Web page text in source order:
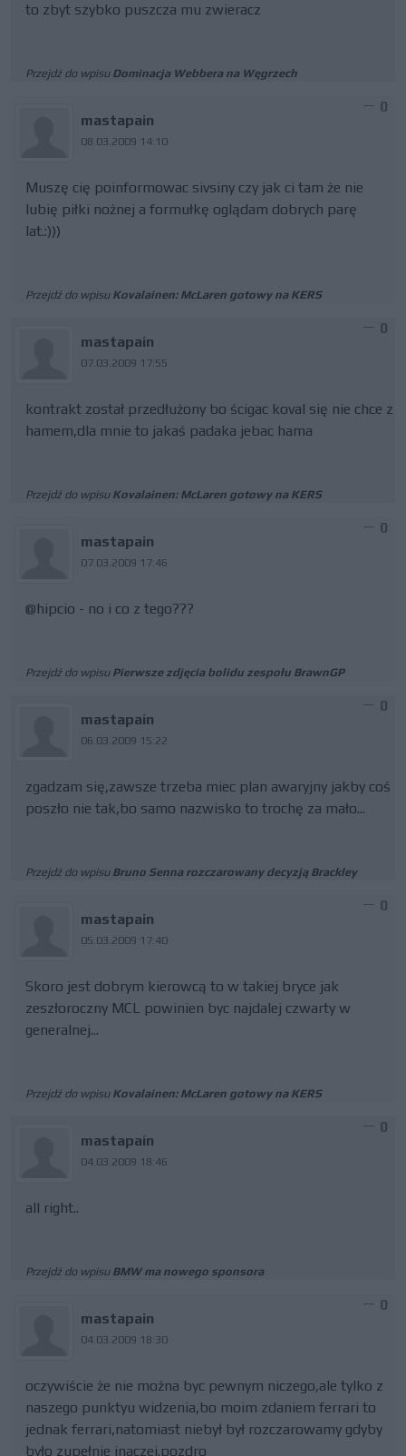
to zbyt szybko puszcza mu zwieracz
Przejdź do wpisu Dominacja Webbera na Węgrzech
mastapain
08.03.2009 14:10
0
Muszę cię poinformowac sivsiny czy jak ci tam że nie
lubię piłki nożnej a formułkę oglądam dobrych parę
lat.:)))
Przejdź do wpisu Kovalainen: McLaren gotowy na KERS
mastapain
07.03.2009 17:55
0
kontrakt został przedłużony bo ścigac koval się nie chce z
hamem,dla mnie to jakaś padaka jebac hama
Przejdź do wpisu Kovalainen: McLaren gotowy na KERS
mastapain
07.03.2009 17:46
0
@hipcio - no i co z tego???
Przejdź do wpisu Pierwsze zdjęcia bolidu zespołu BrawnGP
mastapain
06.03.2009 15:22
0
zgadzam się,zawsze trzeba miec plan awaryjny jakby coś
poszło nie tak,bo samo nazwisko to trochę za mało...
Przejdź do wpisu Bruno Senna rozczarowany decyzją Brackley
mastapain
05.03.2009 17:40
0
Skoro jest dobrym kierowcą to w takiej bryce jak
zeszłoroczny MCL powinien byc najdalej czwarty w
generalnej...
Przejdź do wpisu Kovalainen: McLaren gotowy na KERS
mastapain
04.03.2009 18:46
0
all right..
Przejdź do wpisu BMW ma nowego sponsora
mastapain
04.03.2009 18:30
0
oczywiście że nie można byc pewnym niczego,ale tylko z
naszego punktyu widzenia,bo moim zdaniem ferrari to
jednak ferrari,natomiast niebył był rozczarowamy gdyby
było zupełnie inaczej.pozdro